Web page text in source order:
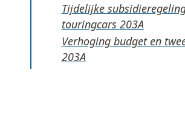
Tijdelijke
touringcars
Verhoging budget en